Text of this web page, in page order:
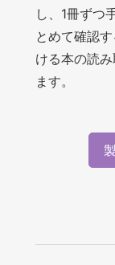
し、1冊ずつ
とめて確認
ける本の読
ます。